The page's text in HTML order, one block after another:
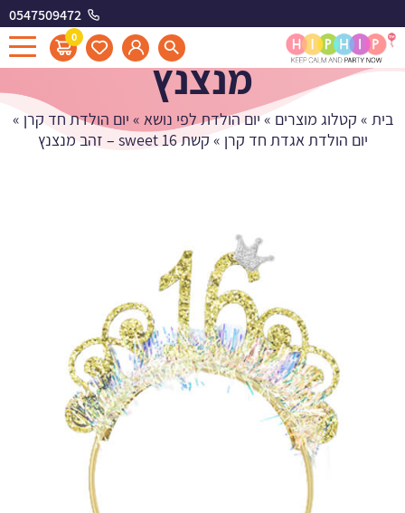
0547509472
0
קשת sweet 16 - זהב
מנצנץ
בית » קטלוג מוצרים » יום הולדת לפי נושא » יום הולדת חד קרן »
יום הולדת אגדת חד קרן » קשת sweet 16 – זהב מנצנץ